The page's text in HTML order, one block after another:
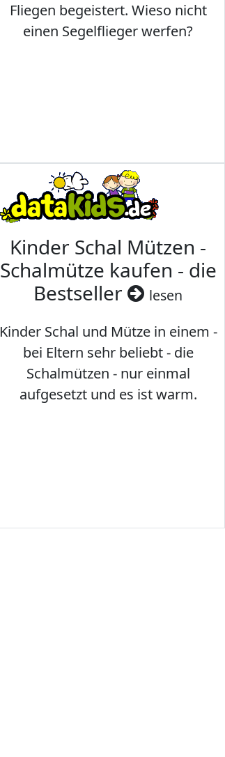
Fliegen begeistert. Wieso nicht
einen Segelflieger werfen?
Kinder Schal Mützen -
Schalmütze kaufen - die
Bestseller
lesen
Kinder Schal und Mütze in einem -
bei Eltern sehr beliebt - die
Schalmützen - nur einmal
aufgesetzt und es ist warm.